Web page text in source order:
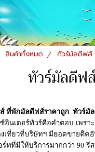
สินค้าทั้งหมด ทัวร์มัลดีฟส์
ทัวร์มัลดีฟ
ที่พักมัลดีฟส์ราคาถูก ทัวร์มั
อินเตอร์ทัวร์คือคำตอบ เพราะ
งเที่ยวที่บริษัทฯ มียอดขายติด
ร์ทที่มีให้บริการมากกว่า 90 รี